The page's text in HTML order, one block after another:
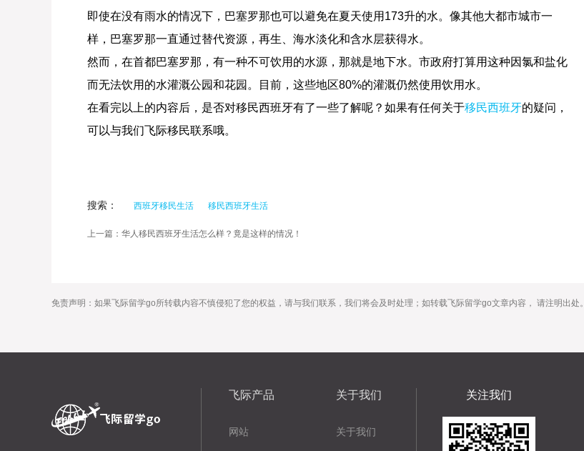
即使在没有雨水的情况下，巴塞罗那也可以避免在夏天使用173升的水。像其他大都市城市一
样，巴塞罗那一直通过替代资源，再生、海水淡化和含水层获得水。
然而，在首都巴塞罗那，有一种不可饮用的水源，那就是地下水。市政府打算用这种因氯和盐化
而无法饮用的水灌溉公园和花园。目前，这些地区80%的灌溉仍然使用饮用水。
在看完以上的内容后，是否对移民西班牙有了一些了解呢？如果有任何关于移民西班牙的疑问，
可以与我们飞际移民联系哦。
搜索： 西班牙移民生活 移民西班牙生活
上一篇：华人移民西班牙生活怎么样？竟是这样的情况！
免责声明：如果飞际留学go所转载内容不慎侵犯了您的权益，请与我们联系，我们将会及时处理；如转载飞际留学go文章内容， 请注明出处。
飞际产品
网站
关于我们
关于我们
关注我们